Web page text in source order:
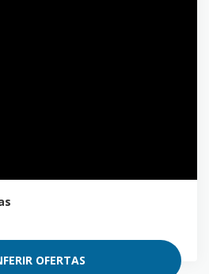
OFERTAS